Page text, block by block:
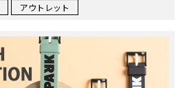
アウトレット